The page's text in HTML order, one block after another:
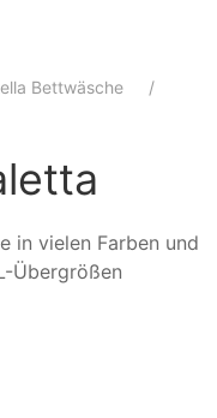
Bettwäsche
in vielen Farben und
Übergrößen